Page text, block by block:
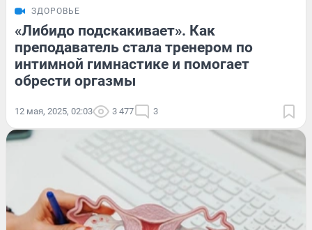
ЗДОРОВЬЕ
«Либидо подскакивает». Как
преподаватель стала тренером по
интимной гимнастике и помогает
обрести оргазмы
12 мая, 2025, 02:03 3 477 3